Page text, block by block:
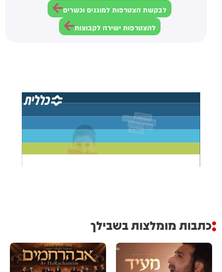
לבקשת הצטרפות למוגנים וכשרים
להצטרפות ישירה לקבוצות
כתבות מומלצות בשבילך